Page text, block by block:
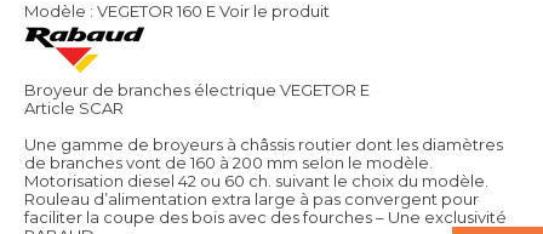
Modèle : VEGETOR 160 EVoir le produit
Broyeur de branches électrique VEGETOR E
Article SCAR
Une gamme de broyeurs à châssis routier dont les diamètres
de branches vont de 160 à 200 mm selon le modèle.
Motorisation diesel 42 ou 60 ch. suivant le choix du modèle.
Rouleau d’alimentation extra large à pas convergent pour
faciliter la coupe des bois avec des fourches – Une exclusivité